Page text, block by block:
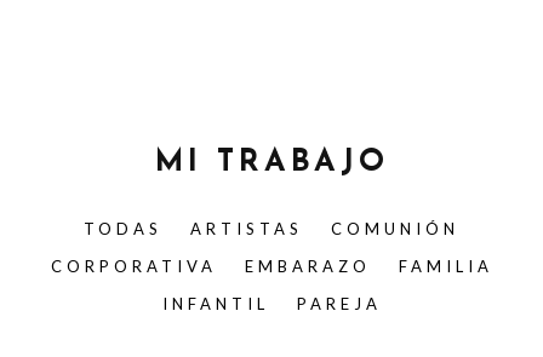
MI TRABAJO
TODAS ARTISTAS
COMUNIÓN
CORPORATIVA
EMBARAZO
FAMILIA
INFANTIL
PAREJA